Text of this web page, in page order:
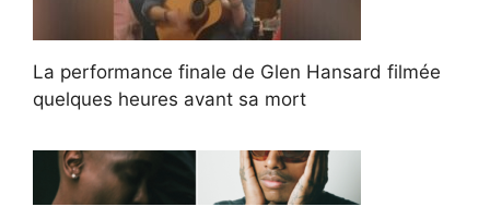
La performance finale de Glen Hansard filmée
quelques heures avant sa mort